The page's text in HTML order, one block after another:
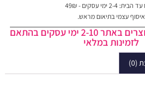
2-4 ימי עסקים - 49₪
איסוף עצמי בתיאום מראש.
*זמן ייצור כלל המוצרים באתר 2-10 ימי עסקים בהתאם
לזמינות במלאי
(0)